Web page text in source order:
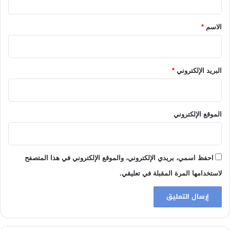
*الاسم *
البريد الإلكتروني *
الموقع الإلكتروني
احفظ اسمي، بريدي الإلكتروني، والموقع الإلكتروني في هذا المتصفح
لاستخدامها المرة المقبلة في تعليقي.